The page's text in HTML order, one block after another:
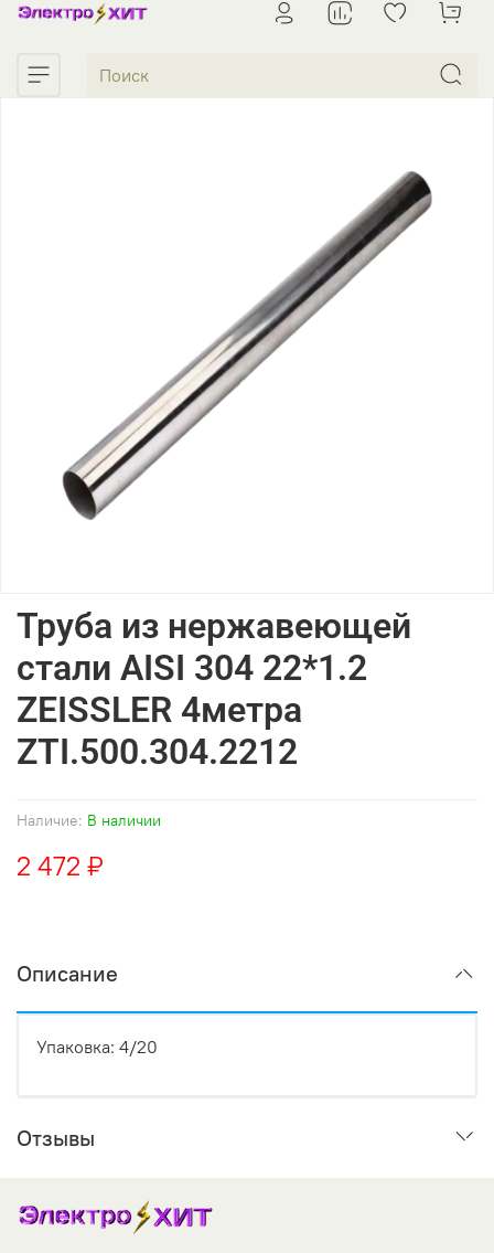
Наличие: В наличии
Труба из нержавеющей
стали AISI 304 22*1.2
ZEISSLER 4метра
ZTI.500.304.2212
2 472 ₽
Описание
Упаковка: 4/20
Отзывы